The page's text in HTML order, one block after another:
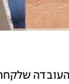
העובדה